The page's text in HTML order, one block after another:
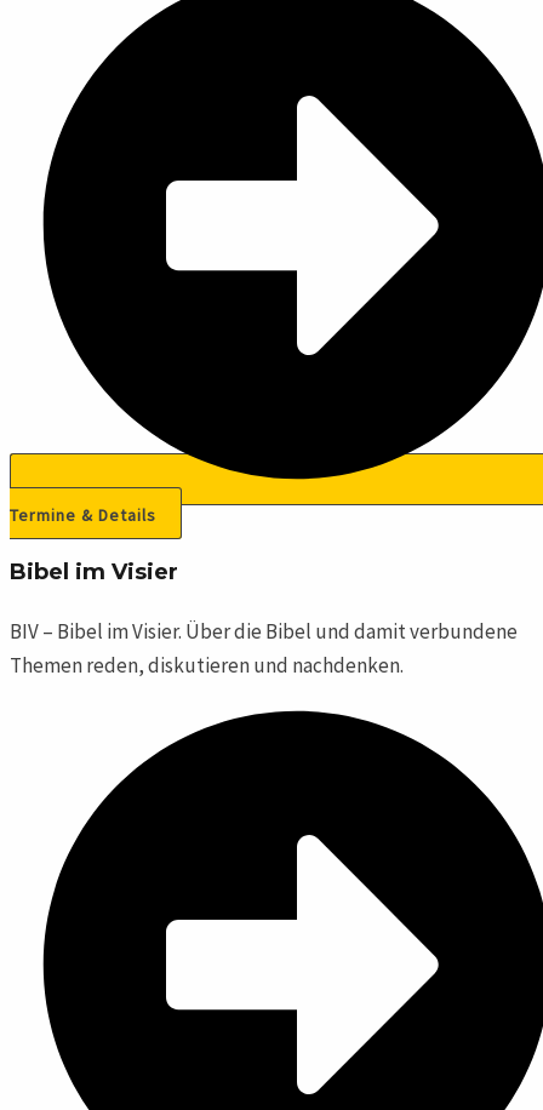
Termine & Details
Bibel im Visier
BIV – Bibel im Visier. Über die Bibel und damit verbundene
Themen reden, diskutieren und nachdenken.